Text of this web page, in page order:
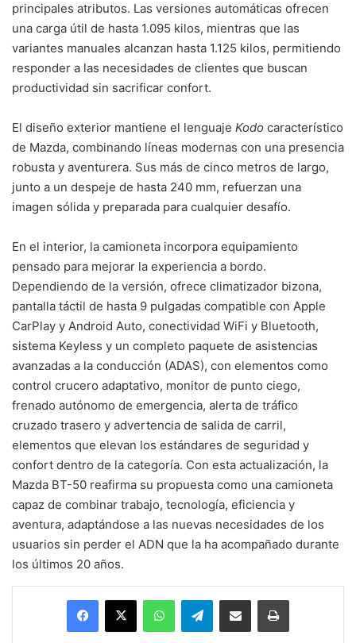
principales atributos. Las versiones automáticas ofrecen
una carga útil de hasta 1.095 kilos, mientras que las
variantes manuales alcanzan hasta 1.125 kilos, permitiendo
responder a las necesidades de clientes que buscan
productividad sin sacrificar confort.
El diseño exterior mantiene el lenguaje Kodo característico
de Mazda, combinando líneas modernas con una presencia
robusta y aventurera. Sus más de cinco metros de largo,
junto a un despeje de hasta 240 mm, refuerzan una
imagen sólida y preparada para cualquier desafío.
En el interior, la camioneta incorpora equipamiento
pensado para mejorar la experiencia a bordo.
Dependiendo de la versión, ofrece climatizador bizona,
pantalla táctil de hasta 9 pulgadas compatible con Apple
CarPlay y Android Auto, conectividad WiFi y Bluetooth,
sistema Keyless y un completo paquete de asistencias
avanzadas a la conducción (ADAS), con elementos como
control crucero adaptativo, monitor de punto ciego,
frenado autónomo de emergencia, alerta de tráfico
cruzado trasero y advertencia de salida de carril,
elementos que elevan los estándares de seguridad y
confort dentro de la categoría. Con esta actualización, la
Mazda BT-50 reafirma su propuesta como una camioneta
capaz de combinar trabajo, tecnología, eficiencia y
aventura, adaptándose a las nuevas necesidades de los
usuarios sin perder el ADN que la ha acompañado durante
los últimos 20 años.
Facebook
X WhatsAppTelegramEnviar vía email Imprimir